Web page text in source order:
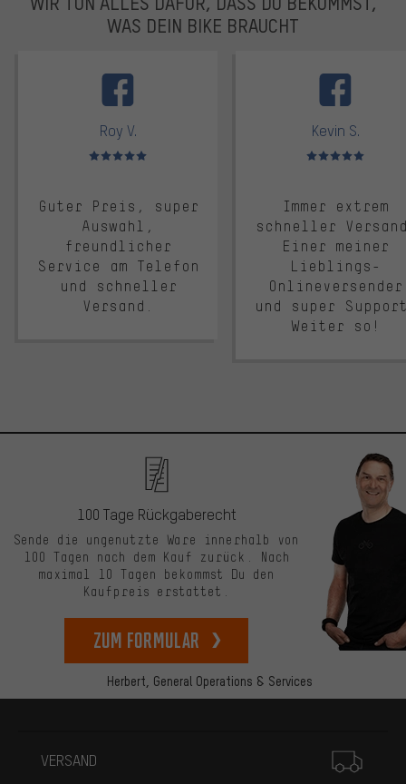
WAS DEIN BIKE BRAUCHT
Roy V.
Bewertungen: 5 von 5
Guter Preis, super
Auswahl,
freundlicher
Service am Telefon
und schneller
Versand.
Kevin S.
Bewertungen: 5 von 5
Immer extrem
schneller
Einer meiner
Lieblings-
Onlineversender
und super
Weiter so!
Herbert, General Operations & Services
100 Tage Rückgaberecht
Sende die ungenutzte Ware innerhalb von
100 Tagen nach dem Kauf zurück. Nach
maximal 10 Tagen bekommst Du den
Kaufpreis erstattet.
zum Formular
VERSAND